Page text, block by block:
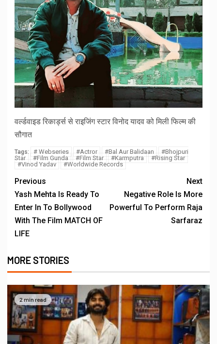
वर्ल्डवाइड रिकार्ड्स से राइजिंग स्टार विनोद यादव को मिली फिल्म की
सौगात
Tags: # Webseries #Actror #Bal Aur Balidaan
#Bhojpuri
Star
#Film Gunda #Film Star #Karmputra
#Rising Star
#Vinod Yadav
#Worldwide Records
Previous
Yash Mehta Is Ready To
Enter In To Bollywood
With The Film MATCH OF
LIFE
Next
Negative Role Is More
Powerful To Perform Raja
Sarfaraz
MORE STORIES
2 min read